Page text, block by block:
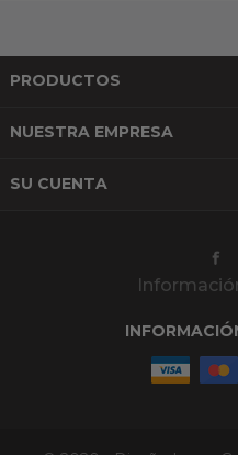
PRODUCTOS
NUESTRA EMPRESA
SU CUENTA